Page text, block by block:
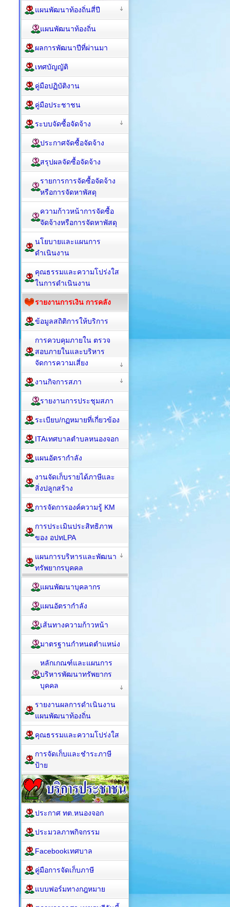
แผนพัฒนาท้องถิ่นสี่ปี
แผนพัฒนาท้องถิ่น
ผลการพัฒนาปีที่ผ่านมา
เทศบัญญัติ
คู่มือปฏิบัติงาน
คู่มือประชาชน
ระบบจัดซื้อจัดจ้าง
ประกาศจัดซื้อจัดจ้าง
สรุปผลจัดซื้อจัดจ้าง
รายการการจัดซื้อจัดจ้าง
หรือการจัดหาพัสดุ
ความก้าวหน้าการจัดซื้อ
จัดจ้างหรือการจัดหาพัสดุ
นโยบายและแผนการ
ดำเนินงาน
คุณธรรมและความโปร่งใส
ในการดำเนินงาน
รายงานการเงิน การคลัง
ข้อมูลสถิติการให้บริการ
การควบคุมภายใน ตรวจ
สอบภายในและบริหาร
จัดการความเสี่ยง
งานกิจการสภา
รายงานการประชุมสภา
ระเบียบ/กฏหมายที่เกี่ยวข้อง
ITAเทศบาลตำบลหนองจอก
แผนอัตรากำลัง
งานจัดเก็บรายได้ภาษีและ
สิ่งปลูกสร้าง
การจัดการองค์ความรู้ KM
การประเมินประสิทธิภาพ
ของ อปทLPA
แผนการบริหารและพัฒนา
ทรัพยากรบุคคล
แผนพัฒนาบุคลากร
แผนอัตรากำลัง
เส้นทางความก้าวหน้า
มาตรฐานกำหนดตำแหน่ง
หลักเกณฑ์และแผนการ
บริหารพัฒนาทรัพยากร
บุคคล
รายงานผลการดำเนินงาน
แผนพัฒนาท้องถิ่น
คุณธรรมและความโปร่งใส
การจัดเก็บและชำระภาษี
ป้าย
ประกาศ ทต.หนองจอก
ประมวลภาพกิจกรรม
Facebookเทศบาล
คู่มือการจัดเก็บภาษี
แบบฟอร์มทางกฎหมาย